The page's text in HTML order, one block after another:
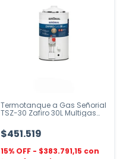
Termotanque a Gas Señorial
TSZ-30 Zafiro 30L Multigas
$451.519
$383.791,15